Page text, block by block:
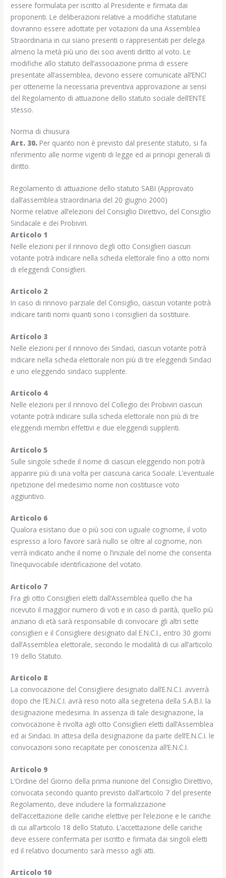
essere formulata per iscritto al Presidente e firmata dai
proponenti. Le deliberazioni relative a modifiche statutarie
dovranno essere adottate per votazioni da una Assemblea
Straordinaria in cui siano presenti o rappresentati per delega
almeno la metà più uno dei soci aventi diritto al voto. Le
modifiche allo statuto dell’associazione prima di essere
presentate all’assemblea, devono essere comunicate all’ENCI
per ottenerne la necessaria preventiva approvazione ai sensi
del Regolamento di attuazione dello statuto sociale dell’ENTE
stesso.
Norma di chiusura
Art. 30. Per quanto non è previsto dal presente statuto, si fa
riferimento alle norme vigenti di legge ed ai principi generali di
diritto.
Regolamento di attuazione dello statuto SABI (Approvato
dall’assemblea straordinaria del 20 giugno 2000)
Norme relative all’elezioni del Consiglio Direttivo, del Consiglio
Sindacale e dei Probiviri.
Articolo 1
Nelle elezioni per il rinnovo degli otto Consiglieri ciascun
votante potrà indicare nella scheda elettorale fino a otto nomi
di eleggendi Consiglieri.
Articolo 2
In caso di rinnovo parziale del Consiglio, ciascun votante potrà
indicare tanti nomi quanti sono i consiglieri da sostituire.
Articolo 3
Nelle elezioni per il rinnovo dei Sindaci, ciascun votante potrà
indicare nella scheda elettorale non più di tre eleggendi Sindaci
e uno eleggendo sindaco supplente.
Articolo 4
Nelle elezioni per il rinnovo del Collegio dei Probiviri ciascun
votante potrà indicare sulla scheda elettorale non più di tre
eleggendi membri effettivi e due eleggendi supplenti.
Articolo 5
Sulle singole schede il nome di ciascun eleggendo non potrà
apparire più di una volta per ciascuna carica Sociale. L’eventuale
ripetizione del medesimo nome non costituisce voto
aggiuntivo.
Articolo 6
Qualora esistano due o più soci con uguale cognome, il voto
espresso a loro favore sarà nullo se oltre al cognome, non
verrà indicato anche il nome o l’iniziale del nome che consenta
l’inequivocabile identificazione del votato.
Articolo 7
Fra gli otto Consiglieri eletti dall’Assemblea quello che ha
ricevuto il maggior numero di voti e in caso di parità, quello più
anziano di età sarà responsabile di convocare gli altri sette
consiglieri e il Consigliere designato dal E.N.C.I., entro 30 giorni
dall’Assemblea elettorale, secondo le modalità di cui all’articolo
19 dello Statuto.
Articolo 8
La convocazione del Consigliere designato dall’E.N.C.I. avverrà
dopo che l’E.N.C.I. avrà reso noto alla segreteria della S.A.B.I. la
designazione medesima. In assenza di tale designazione, la
convocazione è rivolta agli otto Consiglieri eletti dall’Assemblea
ed ai Sindaci. In attesa della designazione da parte dell’E.N.C.I. le
convocazioni sono recapitate per conoscenza all’E.N.C.I.
Articolo 9
L’Ordine del Giorno della prima riunione del Consiglio Direttivo,
convocata secondo quanto previsto dall’articolo 7 del presente
Regolamento, deve includere la formalizzazione
dell’accettazione delle cariche elettive per l’elezione e le cariche
di cui all’articolo 18 dello Statuto. L’accettazione delle cariche
deve essere confermata per iscritto e firmata dai singoli eletti
ed il relativo documento sarà messo agli atti.
Articolo 10